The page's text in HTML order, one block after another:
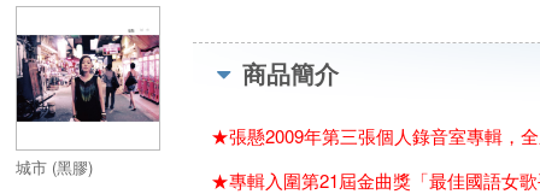
城市 (黑膠)
商品簡介
★張懸2009年第三張個人錄音室專輯，
★專輯入圍第21屆金曲獎「最佳國語女